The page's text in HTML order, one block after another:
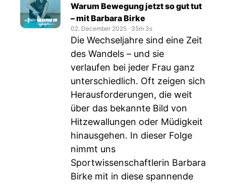
Warum Bewegung jetzt so gut tut
– mit Barbara Birke
02. December 2025 ‧ 35m 3s
Die Wechseljahre sind eine Zeit
des Wandels – und sie
verlaufen bei jeder Frau ganz
unterschiedlich. Oft zeigen sich
Herausforderungen, die weit
über das bekannte Bild von
Hitzewallungen oder Müdigkeit
hinausgehen. In dieser Folge
nimmt uns
Sportwissenschaftlerin Barbara
Birke mit in diese spannende